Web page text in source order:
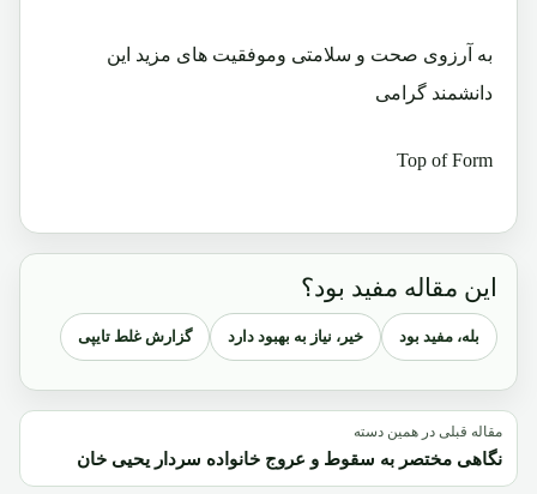
به آرزوی صحت و سلامتی وموفقیت های مزید این
دانشمند گرامی
Top of Form
این مقاله مفید بود؟
بله، مفید بود خیر، نیاز به بهبود دارد گزارش غلط تایپی
مقاله قبلی در همین دسته
نگاهی مختصر به سقوط و عروج خانواده سردار یحیی خان